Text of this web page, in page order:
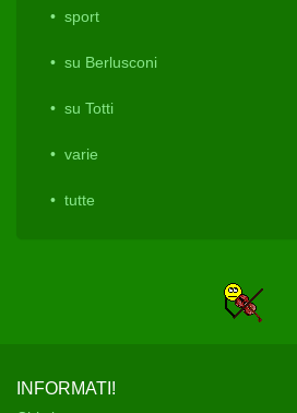
sport
su Berlusconi
su Totti
varie
tutte
INFORMATI!